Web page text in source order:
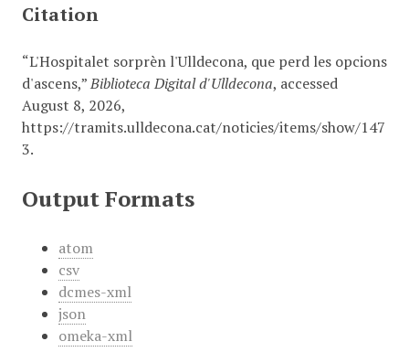
Citation
“L'Hospitalet sorprèn l'Ulldecona, que perd les opcions
d'ascens,”Biblioteca Digital d'Ulldecona, accessed
August 8, 2026,
https://tramits.ulldecona.cat/noticies/items/show/147
3.
Output Formats
atom
csv
dcmes-xml
json
omeka-xml